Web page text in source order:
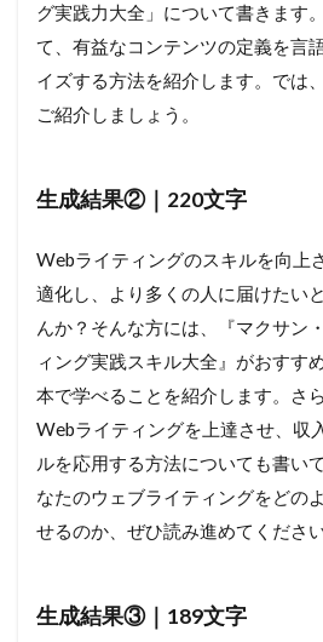
グ実践力大全」について書きます
て、有益なコンテンツの定義を言
イズする方法を紹介します。では
ご紹介しましょう。
生成結果②｜220文字
Webライティングのスキルを向上
適化し、より多くの人に届けたい
んか？そんな方には、『マクサン
ィング実践スキル大全』がおすす
本で学べることを紹介します。さ
Webライティングを上達させ、収
ルを応用する方法についても書い
なたのウェブライティングをどの
せるのか、ぜひ読み進めてください
生成結果③｜189文字